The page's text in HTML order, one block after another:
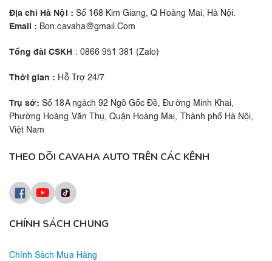
Địa chỉ Hà Nội : Số 168 Kim Giang, Q Hoàng Mai, Hà Nội.
Email : Bon.cavaha@gmail.Com
Tổng đài CSKH : 0866 951 381 (Zalo)
Thời gian : Hỗ Trợ 24/7
Trụ sở: Số 18A ngách 92 Ngõ Gốc Đề, Đường Minh Khai,
Phường Hoàng Văn Thụ, Quận Hoàng Mai, Thành phố Hà Nội,
Việt Nam
CHÍNH SÁCH CHUNG
Chính Sách Mua Hàng
THEO DÕI CAVAHA AUTO TRÊN CÁC KÊNH